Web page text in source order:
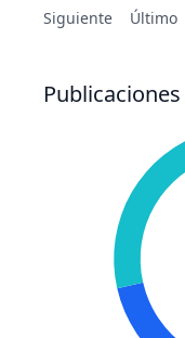
Siguiente
Último